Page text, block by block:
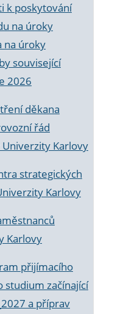
k poskytování
na úroky
na úroky
související
2026
děkana
řád
Karlovy
strategických
Karlovy
Karlovy
přijímacího
studium začínající
a příprav